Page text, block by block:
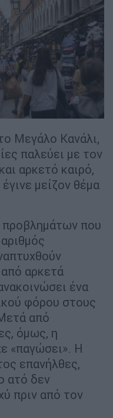
Μεγάλο Κανάλι,
παλεύει με τον
αρκετό καιρό,
μείζον θέμα
προβλημάτων που
αρκετά
ένα
φόρου στους
από
όμως, η
«παγώσει». Η
επανήλθες,
ατό δεν
πριν από τον